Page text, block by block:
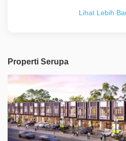
Lihat Lebih
Properti Serupa